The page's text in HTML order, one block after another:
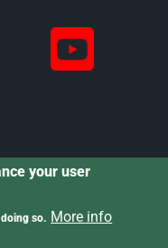
Powered by Cristina
your user
so. More info